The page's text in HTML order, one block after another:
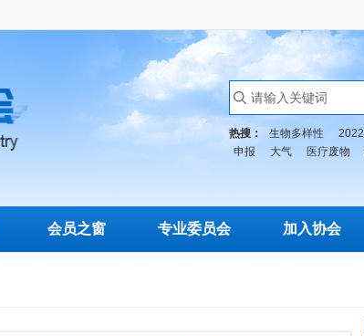
热搜： 生物多样性 2022
申报
大气 医疗废物
会员之窗 专业委员会 加入协会